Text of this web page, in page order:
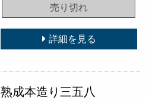
売り切れ
詳細を見る
熟成本造り三五八